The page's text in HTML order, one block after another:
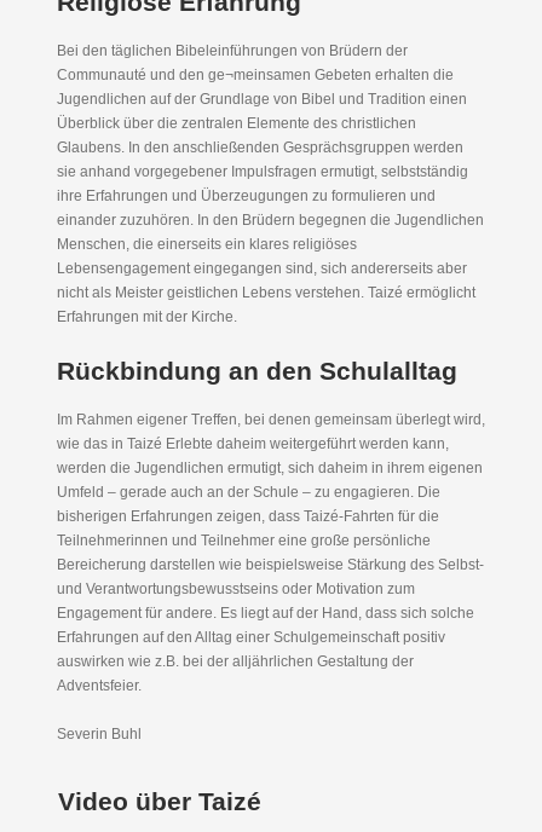
Bei den täglichen Bibeleinführungen von Brüdern der
Communauté und den ge¬meinsamen Gebeten erhalten die
Jugendlichen auf der Grundlage von Bibel und Tradition einen
Überblick über die zentralen Elemente des christlichen
Glaubens. In den anschließenden Gesprächsgruppen werden
sie anhand vorgegebener Impulsfragen ermutigt, selbstständig
ihre Erfahrungen und Überzeugungen zu formulieren und
einander zuzuhören. In den Brüdern begegnen die Jugendlichen
Menschen, die einerseits ein klares religiöses
Lebensengagement eingegangen sind, sich andererseits aber
nicht als Meister geistlichen Lebens verstehen. Taizé ermöglicht
Erfahrungen mit der Kirche.
Rückbindung an den Schulalltag
Im Rahmen eigener Treffen, bei denen gemeinsam überlegt wird,
wie das in Taizé Erlebte daheim weitergeführt werden kann,
werden die Jugendlichen ermutigt, sich daheim in ihrem eigenen
Umfeld – gerade auch an der Schule – zu engagieren. Die
bisherigen Erfahrungen zeigen, dass Taizé-Fahrten für die
Teilnehmerinnen und Teilnehmer eine große persönliche
Bereicherung darstellen wie beispielsweise Stärkung des Selbst-
und Verantwortungsbewusstseins oder Motivation zum
Engagement für andere. Es liegt auf der Hand, dass sich solche
Erfahrungen auf den Alltag einer Schulgemeinschaft positiv
auswirken wie z.B. bei der alljährlichen Gestaltung der
Adventsfeier.
Severin Buhl
Video über Taizé